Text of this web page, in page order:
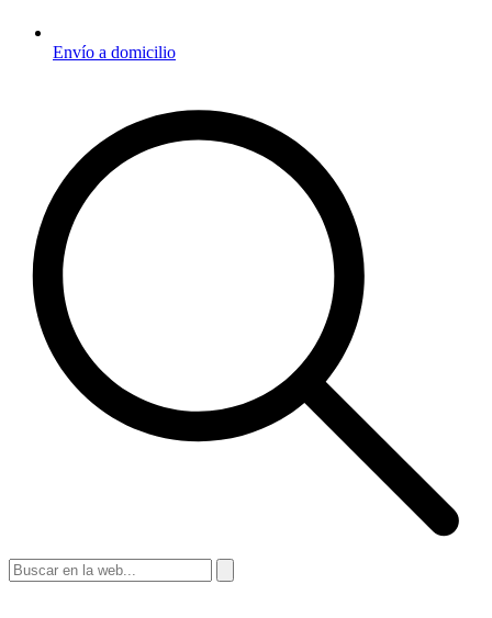
Envío a domicilio